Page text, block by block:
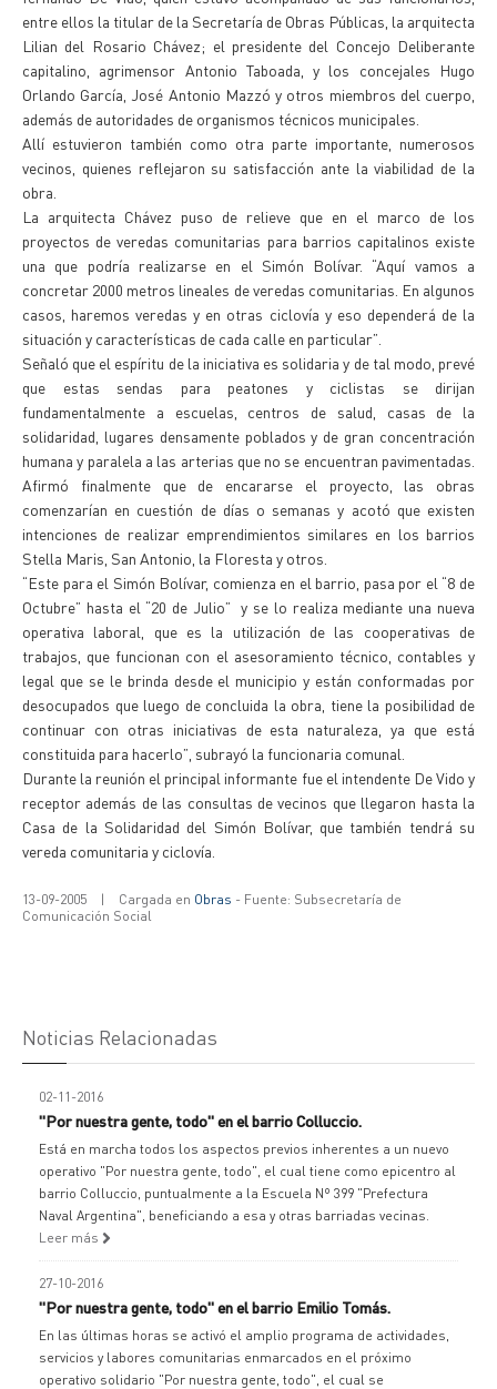
entre ellos la titular de la Secretaría de Obras Públicas, la arquitecta
Lilian del Rosario Chávez; el presidente del Concejo Deliberante
capitalino, agrimensor Antonio Taboada, y los concejales Hugo
Orlando García, José Antonio Mazzó y otros miembros del cuerpo,
además de autoridades de organismos técnicos municipales.
Allí estuvieron también como otra parte importante, numerosos
vecinos, quienes reflejaron su satisfacción ante la viabilidad de la
obra.
La arquitecta Chávez puso de relieve que en el marco de los
proyectos de veredas comunitarias para barrios capitalinos existe
una que podría realizarse en el Simón Bolívar. “Aquí vamos a
concretar 2000 metros lineales de veredas comunitarias. En algunos
casos, haremos veredas y en otras ciclovía y eso dependerá de la
situación y características de cada calle en particular”.
Señaló que el espíritu de la iniciativa es solidaria y de tal modo, prevé
que estas sendas para peatones y ciclistas se dirijan
fundamentalmente a escuelas, centros de salud, casas de la
solidaridad, lugares densamente poblados y de gran concentración
humana y paralela a las arterias que no se encuentran pavimentadas.
Afirmó finalmente que de encararse el proyecto, las obras
comenzarían en cuestión de días o semanas y acotó que existen
intenciones de realizar emprendimientos similares en los barrios
Stella Maris, San Antonio, la Floresta y otros.
“Este para el Simón Bolívar, comienza en el barrio, pasa por el “8 de
Octubre” hasta el “20 de Julio” y se lo realiza mediante una nueva
operativa laboral, que es la utilización de las cooperativas de
trabajos, que funcionan con el asesoramiento técnico, contables y
legal que se le brinda desde el municipio y están conformadas por
desocupados que luego de concluida la obra, tiene la posibilidad de
continuar con otras iniciativas de esta naturaleza, ya que está
constituida para hacerlo”, subrayó la funcionaria comunal.
Durante la reunión el principal informante fue el intendente De Vido y
receptor además de las consultas de vecinos que llegaron hasta la
Casa de la Solidaridad del Simón Bolívar, que también tendrá su
vereda comunitaria y ciclovía.
13-09-2005 | Cargada en Obras - Fuente: Subsecretaría de
Comunicación Social
Noticias Relacionadas
02-11-2016
"Por nuestra gente, todo" en el barrio Colluccio.
Está en marcha todos los aspectos previos inherentes a un nuevo
operativo "Por nuestra gente, todo", el cual tiene como epicentro al
barrio Colluccio, puntualmente a la Escuela Nº 399 "Prefectura
Naval Argentina", beneficiando a esa y otras barriadas vecinas.
Leer más
27-10-2016
"Por nuestra gente, todo" en el barrio Emilio Tomás.
En las últimas horas se activó el amplio programa de actividades,
servicios y labores comunitarias enmarcados en el próximo
operativo solidario "Por nuestra gente, todo", el cual se